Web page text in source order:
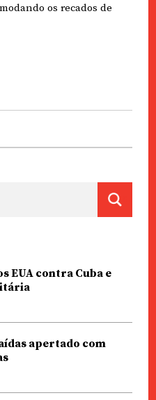
os recados de
EUA contra Cuba e
apertado com